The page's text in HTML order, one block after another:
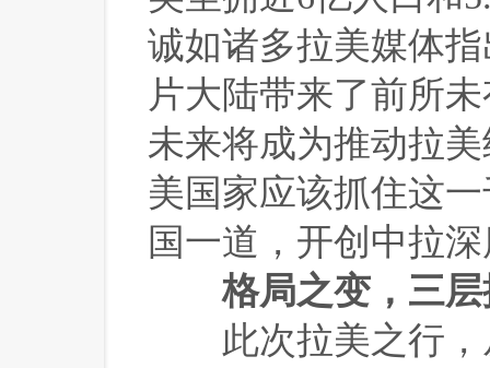
诚如诸多拉美媒体
片大陆带来了前所
未来将成为推动拉
美国家应该抓住这
国一道，开创中拉
格局之变，三
此次拉美之行，